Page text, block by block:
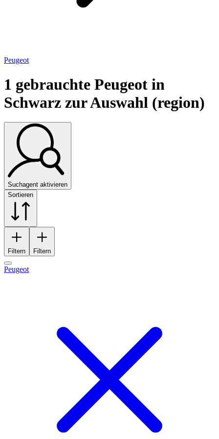
Peugeot
1 gebrauchte Peugeot in
Schwarz zur Auswahl (region)
Suchagent aktivieren
Sortieren
Filtern Filtern
Peugeot